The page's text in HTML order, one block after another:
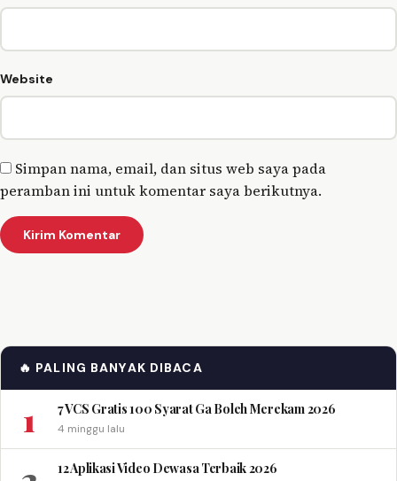
Website
Simpan nama, email, dan situs web saya pada
peramban ini untuk komentar saya berikutnya.
🔥 PALING BANYAK DIBACA
1 7 VCS Gratis 100 Syarat Ga Boleh Merekam 2026
4 minggu lalu
12 Aplikasi Video Dewasa Terbaik 2026